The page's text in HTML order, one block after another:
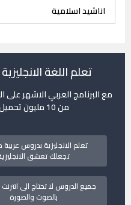
اناشيد اسلامية
تعلم اللغة
مع البرنامج العربي الاشهر على
من 10 مليون تحميل
تعلم الانجليزية بدروس
تجعلك تعشق
جميع الدروس لا تحتاج الى
بالصوت والصورة